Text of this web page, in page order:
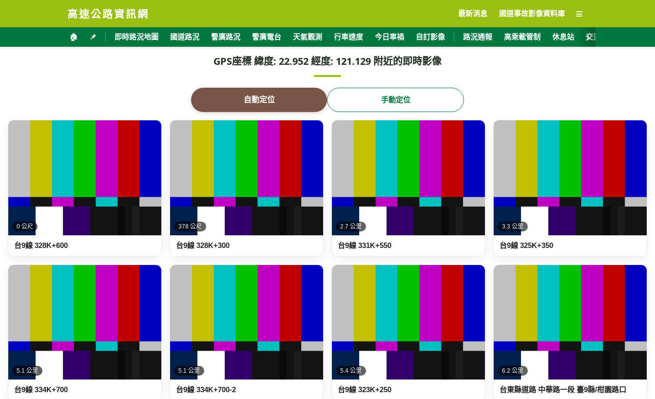
高速公路資訊網 最新消息 國道事故影像資料庫 ≡
🏠 📌 即時路況地圖 國道路況 警廣路況 警廣電台 天氣觀測 行車速度 今日車禍 自訂影像 路況通報 高乘載管制 休息站 交流道資訊
›
GPS座標 緯度: 22.952 經度: 121.129 附近的即時影像
自動定位 手動定位
0 公尺
台9線 328K+600
378 公尺
台9線 328K+300
2.7 公里
台9線 331K+550
3.3 公里
台9線 325K+350
5.1 公里
台9線 334K+700
5.1 公里
台9線 334K+700-2
5.4 公里
台9線 323K+250
6.2 公里
台東縣道路 中華路一段 臺9縣/柑園路口